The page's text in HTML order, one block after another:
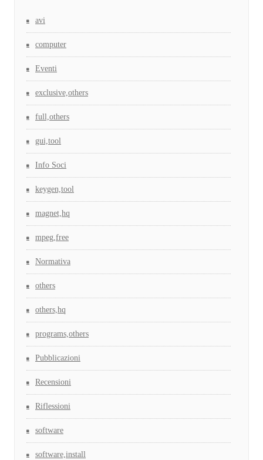
avi
computer
Eventi
exclusive,others
full,others
gui,tool
Info Soci
keygen,tool
magnet,hq
mpeg,free
Normativa
others
others,hq
programs,others
Pubblicazioni
Recensioni
Riflessioni
software
software,install